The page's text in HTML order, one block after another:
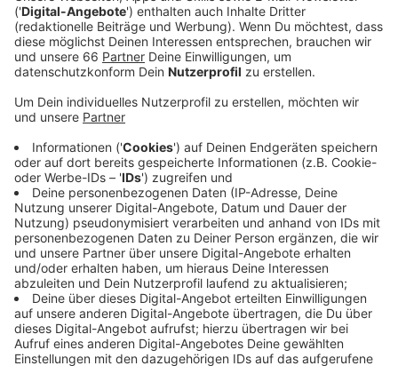
Veröffentlicht:Freitag, 11.11.2022 06:01
Anzeige
Es ist der letzte Mosaikstein für die neuen Radwegen
an dieser Stelle. Schon seit einem Monat können wir
aus der Innenstadt sicherer in Richtung Rheinufer und
Oberkassel fahren. Von heute bis Sonntag wird der
Abschnitt aus dem Linksrheinischen kommend und
entlang der Kunstakademie asphaltiert. Dann gibt es
auch dort einen ausgebauten Radweg. Beide
Autospuren in diesem Bereich bleiben erhalten, werden
aber etwas schmaler. In der kommenden Woche gibt
es noch Restarbeiten zum Beispiel für die
Beschilderung. Danach ist das "Projekt
Hofgartenrampe" abgeschlossen und die momentanen